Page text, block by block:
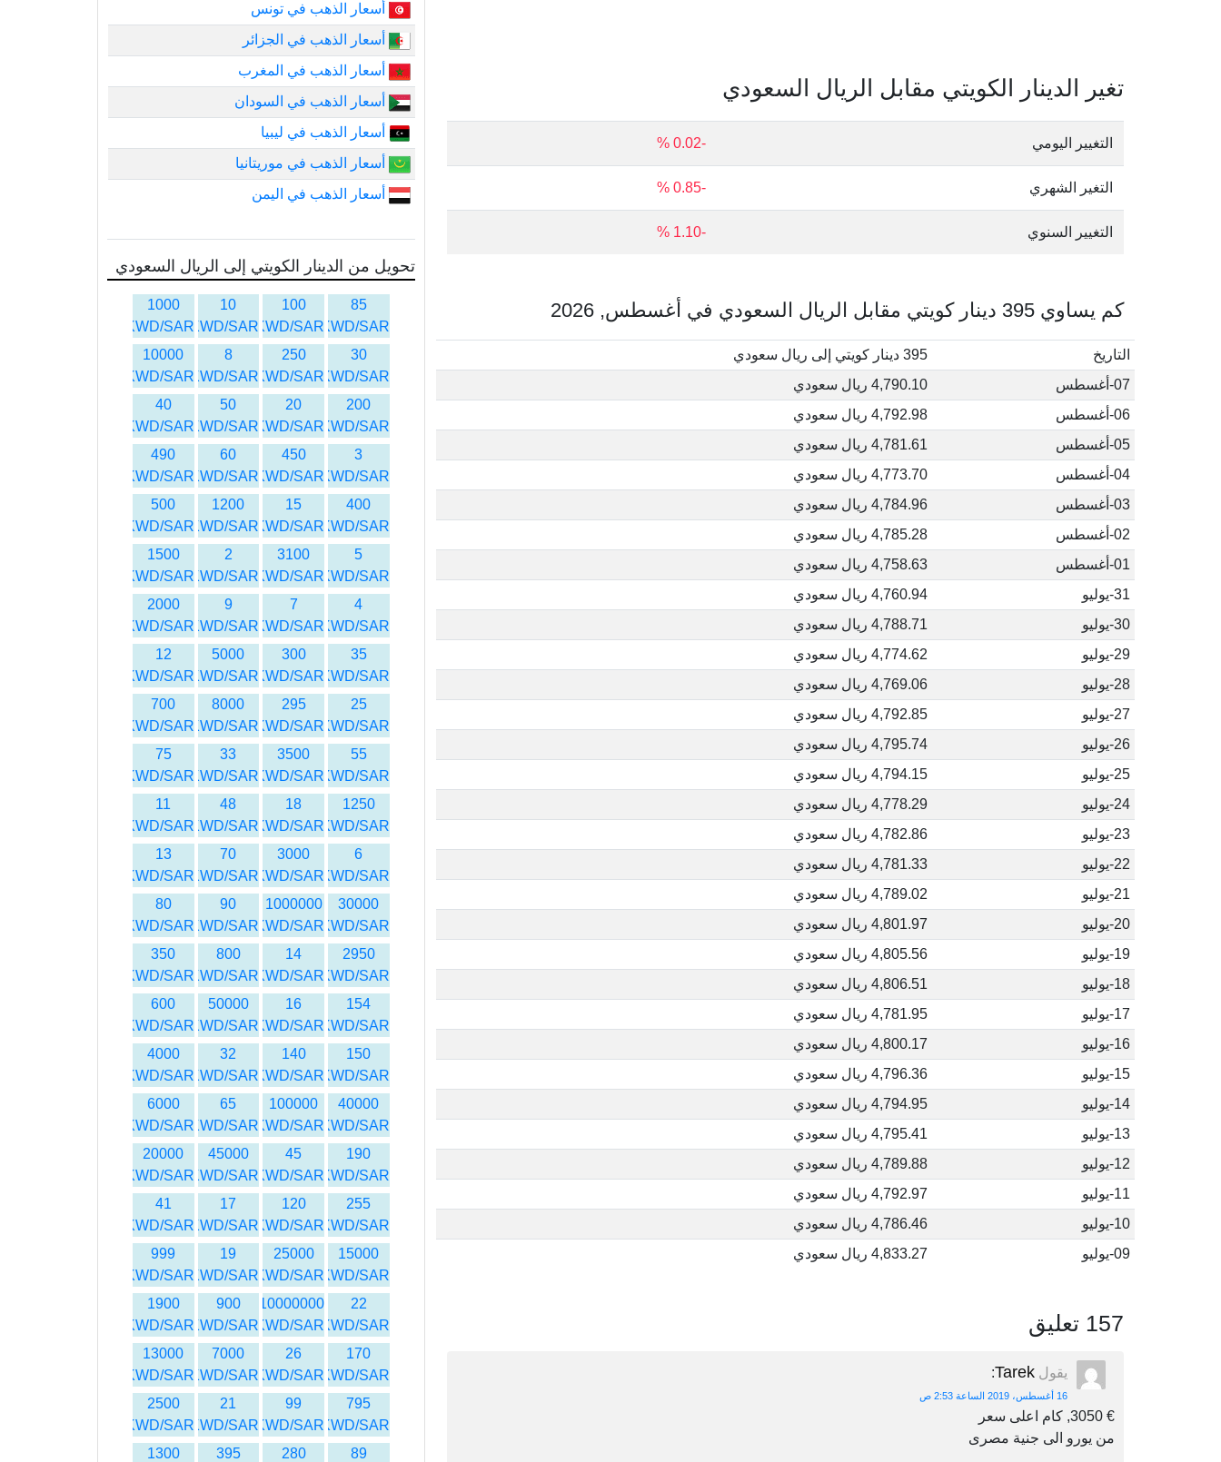
تغير الدينار الكويتي مقابل الريال السعودي
التغيير اليومي -0.02 %
التغير الشهري -0.85 %
التغيير السنوي -1.10 %
كم يساوي 395 دينار كويتي مقابل الريال السعودي في أغسطس, 2026
التاريخ
395 دينار كويتي إلى ريال سعودي
07-أغسطس
4,790.10 ريال سعودي
06-أغسطس
4,792.98 ريال سعودي
05-أغسطس
4,781.61 ريال سعودي
04-أغسطس
4,773.70 ريال سعودي
03-أغسطس
4,784.96 ريال سعودي
02-أغسطس
4,785.28 ريال سعودي
01-أغسطس
4,758.63 ريال سعودي
31-يوليو
4,760.94 ريال سعودي
30-يوليو
4,788.71 ريال سعودي
29-يوليو
4,774.62 ريال سعودي
28-يوليو
4,769.06 ريال سعودي
27-يوليو
4,792.85 ريال سعودي
26-يوليو
4,795.74 ريال سعودي
25-يوليو
4,794.15 ريال سعودي
24-يوليو
4,778.29 ريال سعودي
23-يوليو
4,782.86 ريال سعودي
22-يوليو
4,781.33 ريال سعودي
21-يوليو
4,789.02 ريال سعودي
20-يوليو
4,801.97 ريال سعودي
19-يوليو
4,805.56 ريال سعودي
18-يوليو
4,806.51 ريال سعودي
17-يوليو
4,781.95 ريال سعودي
16-يوليو
4,800.17 ريال سعودي
15-يوليو
4,796.36 ريال سعودي
14-يوليو
4,794.95 ريال سعودي
13-يوليو
4,795.41 ريال سعودي
12-يوليو
4,789.88 ريال سعودي
11-يوليو
4,792.97 ريال سعودي
10-يوليو
4,786.46 ريال سعودي
09-يوليو
4,833.27 ريال سعودي
157 تعليق
يقول Tarek
:
16 أغسطس، 2019 الساعة 2:53 ص
€ 3050, كام اعلى سعر
من يورو الى جنية مصرى
أسعار الذهب في تونس
أسعار الذهب في الجزائر
أسعار الذهب في المغرب
أسعار الذهب في السودان
أسعار الذهب في ليبيا
أسعار الذهب في موريتانيا
أسعار الذهب في اليمن
تحويل من الدينار الكويتي إلى الريال السعودي
85
KWD/SAR
100
KWD/SAR
10
KWD/SAR
1000
KWD/SAR
30
KWD/SAR
250
KWD/SAR
8
KWD/SAR
10000
KWD/SAR
200
KWD/SAR
20
KWD/SAR
50
KWD/SAR
40
KWD/SAR
3
KWD/SAR
450
KWD/SAR
60
KWD/SAR
490
KWD/SAR
400
KWD/SAR
15
KWD/SAR
1200
KWD/SAR
500
KWD/SAR
5
KWD/SAR
3100
KWD/SAR
2
KWD/SAR
1500
KWD/SAR
4
KWD/SAR
7
KWD/SAR
9
KWD/SAR
2000
KWD/SAR
35
KWD/SAR
300
KWD/SAR
5000
KWD/SAR
12
KWD/SAR
25
KWD/SAR
295
KWD/SAR
8000
KWD/SAR
700
KWD/SAR
55
KWD/SAR
3500
KWD/SAR
33
KWD/SAR
75
KWD/SAR
1250
KWD/SAR
18
KWD/SAR
48
KWD/SAR
11
KWD/SAR
6
KWD/SAR
3000
KWD/SAR
70
KWD/SAR
13
KWD/SAR
30000
KWD/SAR
1000000
KWD/SAR
90
KWD/SAR
80
KWD/SAR
2950
KWD/SAR
14
KWD/SAR
800
KWD/SAR
350
KWD/SAR
154
KWD/SAR
16
KWD/SAR
50000
KWD/SAR
600
KWD/SAR
150
KWD/SAR
140
KWD/SAR
32
KWD/SAR
4000
KWD/SAR
40000
KWD/SAR
100000
KWD/SAR
65
KWD/SAR
6000
KWD/SAR
190
KWD/SAR
45
KWD/SAR
45000
KWD/SAR
20000
KWD/SAR
255
KWD/SAR
120
KWD/SAR
17
KWD/SAR
41
KWD/SAR
15000
KWD/SAR
25000
KWD/SAR
19
KWD/SAR
999
KWD/SAR
22
KWD/SAR
10000000
KWD/SAR
900
KWD/SAR
1900
KWD/SAR
170
KWD/SAR
26
KWD/SAR
7000
KWD/SAR
13000
KWD/SAR
795
KWD/SAR
99
KWD/SAR
21
KWD/SAR
2500
KWD/SAR
89
280
395
1300